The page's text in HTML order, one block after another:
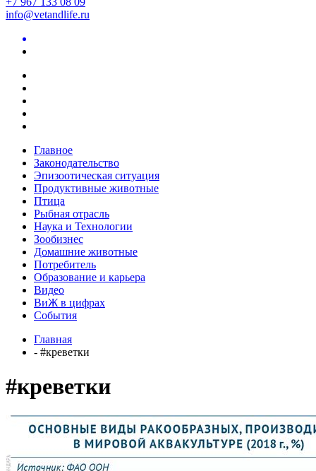
info@vetandlife.ru
Главное
Законодательство
Эпизоотическая ситуация
Продуктивные животные
Птица
Рыбная отрасль
Наука и Технологии
Зообизнес
Домашние животные
Потребитель
Образование и карьера
Видео
ВиЖ в цифрах
События
Главная
- #креветки
#креветки